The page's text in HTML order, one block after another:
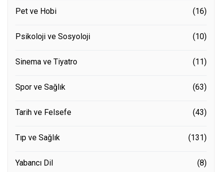
Pet ve Hobi (16)
Psikoloji ve Sosyoloji (10)
Sinema ve Tiyatro (11)
Spor ve Sağlık (63)
Tarih ve Felsefe (43)
Tıp ve Sağlık (131)
Yabancı Dil (8)